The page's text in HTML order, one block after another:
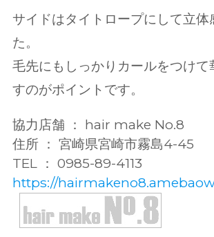
サイドはタイトロープにして立体
た。
毛先にもしっかりカールをつけて
すのがポイントです。
協力店舗 ： hair make No.8
住所 ： 宮崎県宮崎市霧島4-45
TEL ： 0985-89-4113
https://